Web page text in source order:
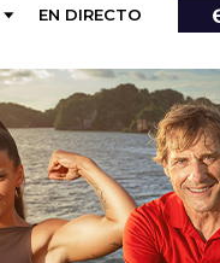
EN DIRECTO